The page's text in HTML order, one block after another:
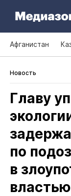
Афганистан
Новость
Главу
по
в
властью